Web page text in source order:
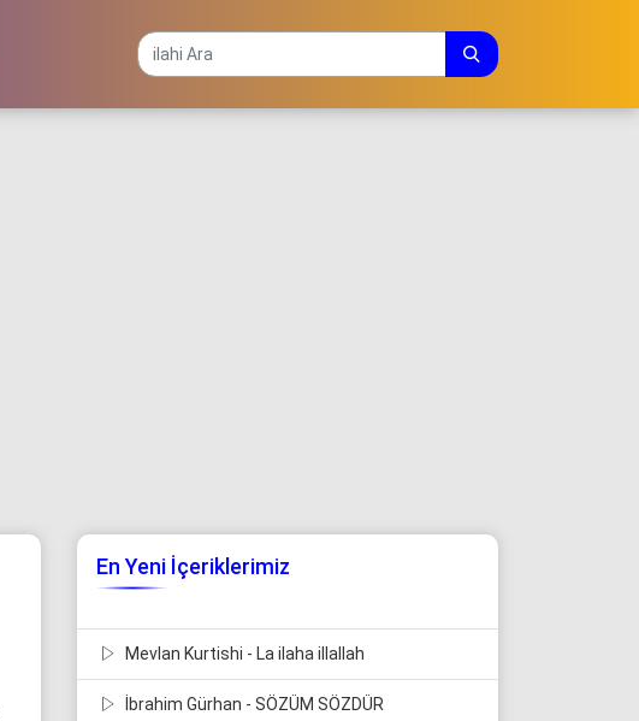
En Yeni İçeriklerimiz
Mevlan Kurtishi - La ilaha illallah
İbrahim Gürhan - SÖZÜM SÖZDÜR